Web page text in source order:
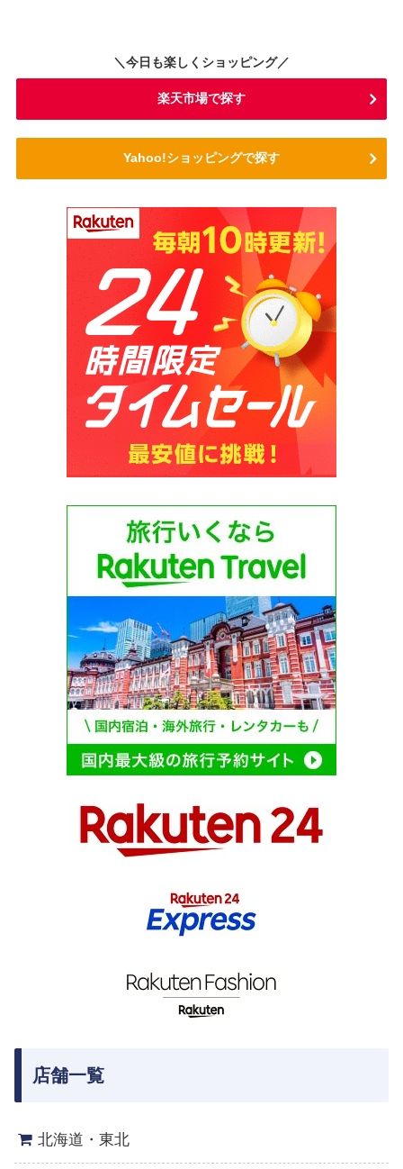
＼今日も楽しくショッピング／
楽天市場で探す
Yahoo!ショッピングで探す
店舗一覧
北海道・東北